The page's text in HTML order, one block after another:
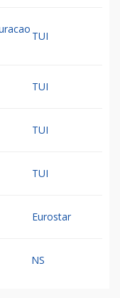
TUI
TUI
TUI
TUI
Eurostar
NS